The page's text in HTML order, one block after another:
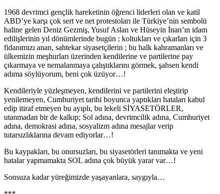
1968 devrimci gençlik hareketinin öğrenci liderleri olan ve katil
ABD’ye karşı çok sert ve net protestoları ile Türkiye’nin sembolü
haline gelen Deniz Gezmiş, Yusuf Aslan ve Hüseyin İnan’ın idam
edilişlerinin yıl dönümlerinde bugün ; koltukları ve çıkarları için 3
fidanımızı anan, sahtekar siyasetçilerin ; bu halk kahramanları ve
ülkemizin meşhurları üzerinden kendilerine ve partilerine pay
çıkarmaya ve nemalanmaya çalıştıklarını görmek, şahsen kendi
adıma söylüyorum, beni çok üzüyor…!
Kendileriyle yüzleşmeyen, kendilerini ve partilerini eleştirip
yenilemeyen, Cumhuriyet tarihi boyunca yaptıkları hataları kabul
edip itiraf etmeyen bu ayıplı, bu lekeli SİYASETÖRLER,
utanmadan bir de kalkıp; Sol adına, devrimcilik adına, Cumhuriyet
adına, demokrasi adına, sosyalizm adına mesajlar verip
tutarsızlıklarına devam ediyorlar…!
Bu kaypakları, bu onursuzları, bu siyasetörleri tanımakta ve yeni
hatalar yapmamakta SOL adına çok büyük yarar var…!
Sonsuza kadar yüreğimizde yaşayanlara, saygıyla…